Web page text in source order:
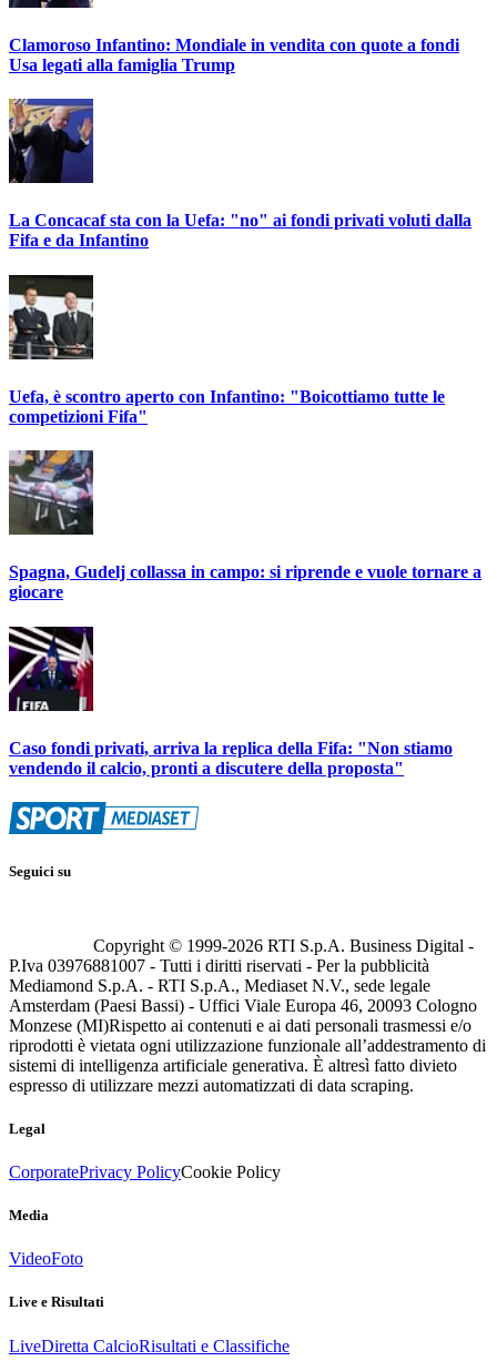
Clamoroso Infantino: Mondiale in vendita con quote a fondi
Usa legati alla famiglia Trump
La Concacaf sta con la Uefa: "no" ai fondi privati voluti dalla
Fifa e da Infantino
Uefa, è scontro aperto con Infantino: "Boicottiamo tutte le
competizioni Fifa"
Spagna, Gudelj collassa in campo: si riprende e vuole tornare a
giocare
Caso fondi privati, arriva la replica della Fifa: "Non stiamo
vendendo il calcio, pronti a discutere della proposta"
Seguici su
Copyright © 1999-2026 RTI S.p.A. Business Digital -
P.Iva 03976881007 - Tutti i diritti riservati - Per la pubblicità
Mediamond S.p.A. - RTI S.p.A., Mediaset N.V., sede legale
Amsterdam (Paesi Bassi) - Uffici Viale Europa 46, 20093 Cologno
Monzese (MI)Rispetto ai contenuti e ai dati personali trasmessi e/o
riprodotti è vietata ogni utilizzazione funzionale all’addestramento di
sistemi di intelligenza artificiale generativa. È altresì fatto divieto
espresso di utilizzare mezzi automatizzati di data scraping.
Legal
CorporatePrivacy PolicyCookie Policy
Media
VideoFoto
Live e Risultati
LiveDiretta CalcioRisultati e Classifiche